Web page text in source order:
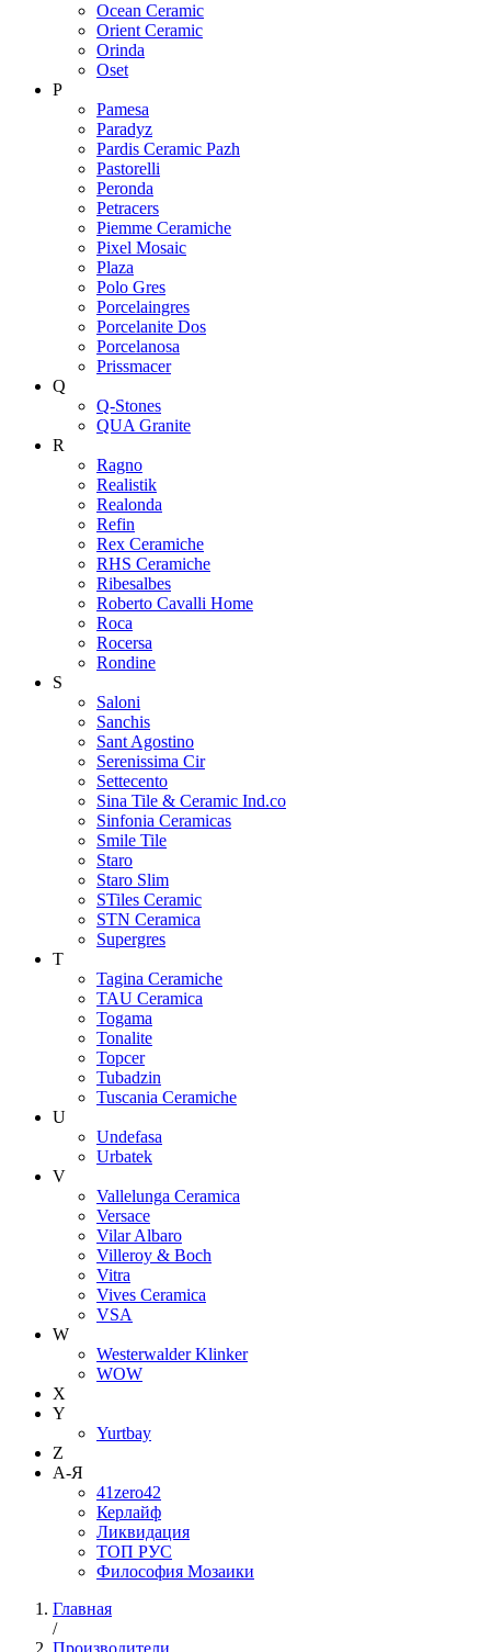
Ocean Ceramic
Orient Ceramic
Orinda
Oset
P
Pamesa
Paradyz
Pardis Ceramic Pazh
Pastorelli
Peronda
Petracers
Piemme Ceramiche
Pixel Mosaic
Plaza
Polo Gres
Porcelaingres
Porcelanite Dos
Porcelanosa
Prissmacer
Q
Q-Stones
QUA Granite
R
Ragno
Realistik
Realonda
Refin
Rex Ceramiche
RHS Ceramiche
Ribesalbes
Roberto Cavalli Home
Roca
Rocersa
Rondine
S
Saloni
Sanchis
Sant Agostino
Serenissima Cir
Settecento
Sina Tile & Ceramic Ind.co
Sinfonia Ceramicas
Smile Tile
Staro
Staro Slim
STiles Ceramic
STN Ceramica
Supergres
T
Tagina Ceramiche
TAU Ceramica
Togama
Tonalite
Topcer
Tubadzin
Tuscania Ceramiche
U
Undefasa
Urbatek
V
Vallelunga Ceramica
Versace
Vilar Albaro
Villeroy & Boch
Vitra
Vives Ceramica
VSA
W
Westerwalder Klinker
WOW
X
Y
Yurtbay
Z
А-Я
41zero42
Керлайф
Ликвидация
ТОП РУС
Философия Мозаики
Главная
/
Производители